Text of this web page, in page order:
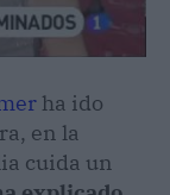
ha ido
en la
cuida un